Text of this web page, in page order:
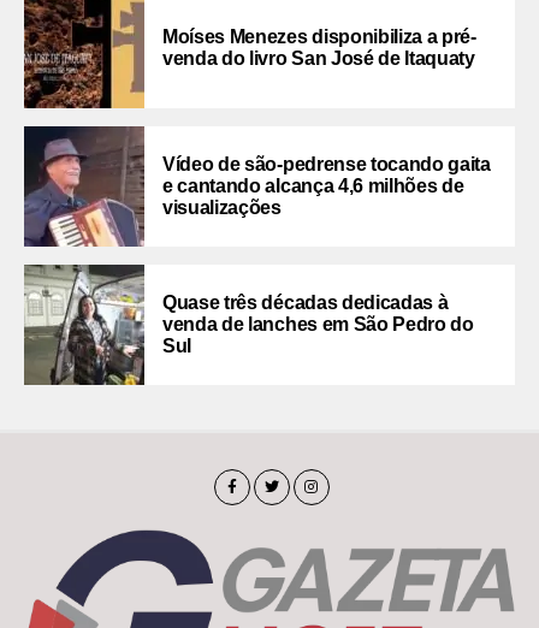
Moíses Menezes disponibiliza a pré-
venda do livro San José de Itaquaty
Vídeo de são-pedrense tocando gaita
e cantando alcança 4,6 milhões de
visualizações
Quase três décadas dedicadas à
venda de lanches em São Pedro do
Sul